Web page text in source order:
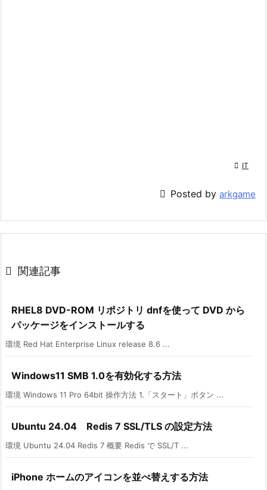
 IT
 Posted by arkgame
 関連記事
RHEL8 DVD-ROM リポジトリ dnfを使って DVD から
パッケージをインストールする
環境 Red Hat Enterprise Linux release 8.6 ...
Windows11 SMB 1.0を有効化する方法
環境 Windows 11 Pro 64bit 操作方法 1.「スタート」ボタン ...
Ubuntu 24.04 Redis 7 SSL/TLS の設定方法
環境 Ubuntu 24.04 Redis 7 概要 Redis で SSL/T ...
iPhone ホームのアイコンを並べ替えする方法